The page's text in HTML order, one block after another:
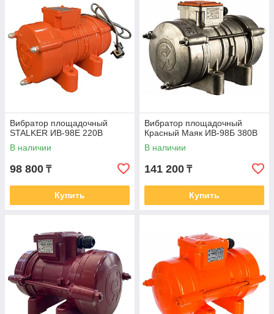
Вибратор площадочный
STALKER ИВ-98Е 220В
В наличии
98 800 ₸
Купить
Вибратор площадочный
Красный Маяк ИВ-98Б 380В
В наличии
141 200 ₸
Купить